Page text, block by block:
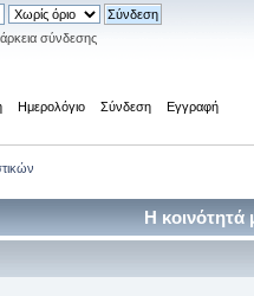
σύνδεσης
Ημερολόγιο Σύνδεση Εγγραφή
Η κοινότητά